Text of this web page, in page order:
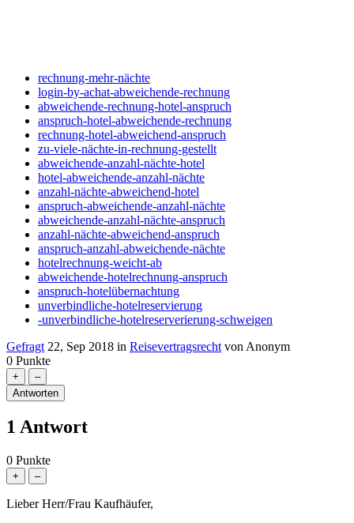
rechnung-mehr-nächte
login-by-achat-abweichende-rechnung
abweichende-rechnung-hotel-anspruch
anspruch-hotel-abweichende-rechnung
rechnung-hotel-abweichend-anspruch
zu-viele-nächte-in-rechnung-gestellt
abweichende-anzahl-nächte-hotel
hotel-abweichende-anzahl-nächte
anzahl-nächte-abweichend-hotel
anspruch-abweichende-anzahl-nächte
abweichende-anzahl-nächte-anspruch
anzahl-nächte-abweichend-anspruch
anspruch-anzahl-abweichende-nächte
hotelrechnung-weicht-ab
abweichende-hotelrechnung-anspruch
anspruch-hotelübernachtung
unverbindliche-hotelreservierung
-unverbindliche-hotelreserverierung-schweigen
Gefragt 22, Sep 2018 in Reisevertragsrecht von Anonym
0 Punkte
1 Antwort
0 Punkte
Lieber Herr/Frau Kaufhäufer,